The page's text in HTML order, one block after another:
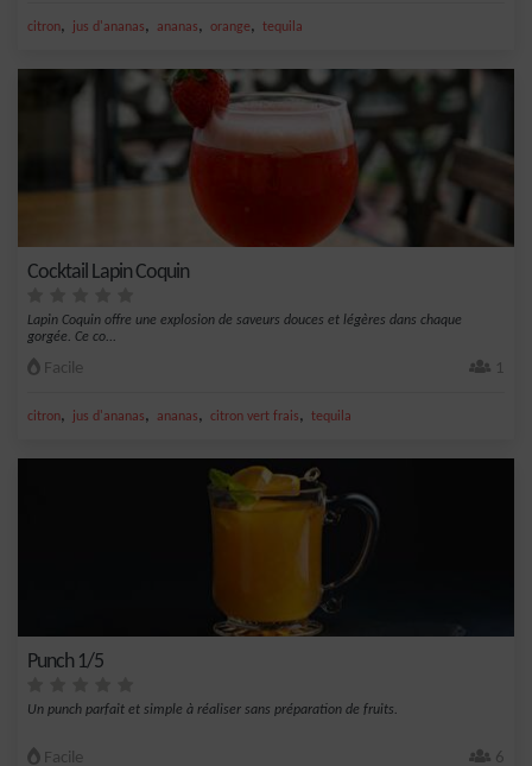
citron, jus d'ananas, ananas, orange, tequila
Cocktail Lapin Coquin
Lapin Coquin offre une explosion de saveurs douces et légères dans chaque
gorgée. Ce co...
Facile 1
citron, jus d'ananas, ananas, citron vert frais, tequila
Punch 1/5
Un punch parfait et simple à réaliser sans préparation de fruits.
Facile 6